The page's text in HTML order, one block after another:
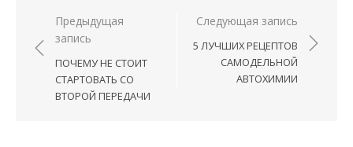
Навигация по записям
Предыдущая
запись
ПОЧЕМУ НЕ СТОИТ
СТАРТОВАТЬ СО
ВТОРОЙ ПЕРЕДАЧИ
Следующая запись
5 ЛУЧШИХ РЕЦЕПТОВ
САМОДЕЛЬНОЙ
АВТОХИМИИ